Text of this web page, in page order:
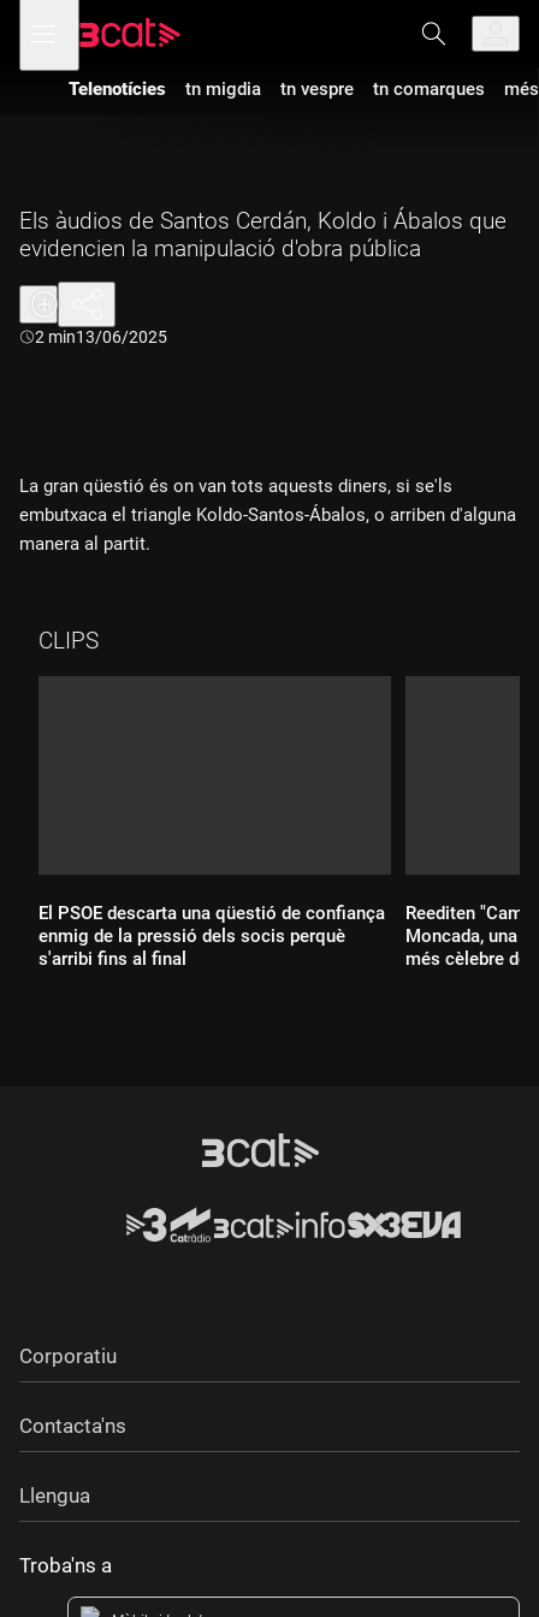
navegació
menú
de
Telenotícies tn migdia tn vespre tn comarques
Els àudios de Santos Cerdán, Koldo i Ábalos que
evidencien la manipulació d'obra pública
Durada:
2 min13/06/2025
La gran qüestió és on van tots aquests diners, si se'ls
embutxaca el triangle Koldo-Santos-Ábalos, o arriben d'alguna
manera al partit.
CLIPS
El PSOE descarta una qüestió de confiança
enmig de la pressió dels socis perquè
s'arribi fins al final
Reediten "Camí
Moncada, una
més cèlebre de
Corporatiu
Contacta'ns
Llengua
Troba'ns a